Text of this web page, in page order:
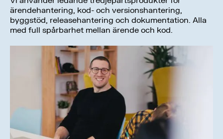
ärendehantering, kod- och versionshantering,
byggstöd, releasehantering och dokumentation. Alla
med full spårbarhet mellan ärende och kod.